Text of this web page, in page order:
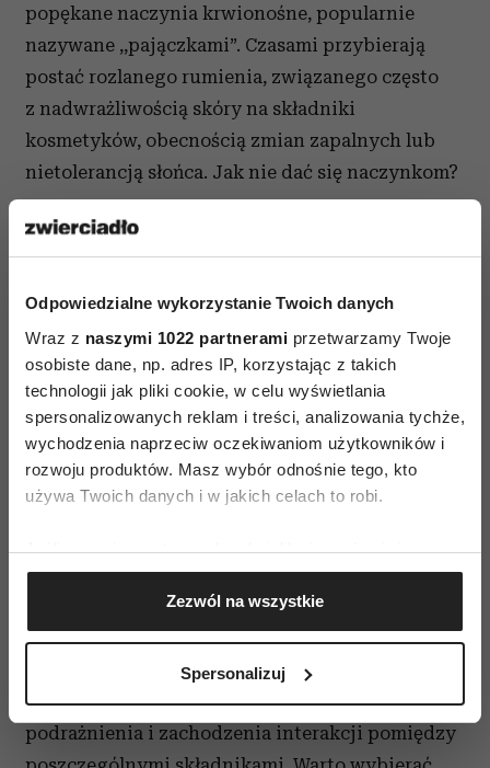
Odpowiedzialne wykorzystanie Twoich danych
Wraz z naszymi 1022 partnerami przetwarzamy Twoje
osobiste dane, np. adres IP, korzystając z takich
technologii jak pliki cookie, w celu wyświetlania
spersonalizowanych reklam i treści, analizowania tychże,
wychodzenia naprzeciw oczekiwaniom użytkowników i
rozwoju produktów. Masz wybór odnośnie tego, kto
używa Twoich danych i w jakich celach to robi.
Jeśli wyrazisz na to zgodę, chcielibyśmy również:
Gromadzić dane dotyczące Twojej lokalizacji
geograficznej z dokładnością nawet do kilku metrów
Identyfikować Twoje urządzenie, aktywnie
(fingerprinting, czyli wirtualny odcisk palca)
dane są przetwarzane oraz ustaw własne preferencje w
Zezwól na wszystkie
Spersonalizuj
popękane naczynia krwionośne, popularnie
nazywane ,,pajączkami”. Czasami przybierają
postać rozlanego rumienia, związanego często
z nadwrażliwością skóry na składniki
kosmetyków, obecnością zmian zapalnych lub
nietolerancją słońca. Jak nie dać się naczynkom?
-Postępowanie profilaktyczne opiera się na
stosowaniu kremów z filtrami o odpowiednim
naczyniowej. Właściwe nawyki pielęgnacyjne
pozwalają spowolnić nieco proces poszerzania
naczyń. Jeśli problem zaczyna być widoczny,
niezbędna jest konsultacja u dermatologa, który
zaproponuje odpowiedni zabieg- mówi dr n. med.
Karolina Kopeć-Pyciarz, specjalista dermatolog
i lekarz medycyny estetycznej w DermaMed we
Mądry wybór kosmetyków
Przy skórze wrażliwej należy wybierać kosmetyki
o ograniczonej liczbie składników - im ich
więcej, tym większe prawdopodobieństwo
podrażnienia i zachodzenia interakcji pomiędzy